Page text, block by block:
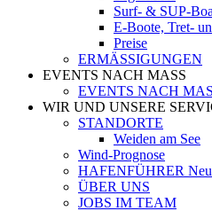
Surf- & SUP-
E-Boote, Tret-
Preise
ERMÄSSIGUNGEN
EVENTS NACH MASS
EVENTS NACH
WIR UND UNSERE
STANDORTE
Weiden am See
Wind-Prognose
HAFENFÜHRER
ÜBER UNS
JOBS IM TEAM